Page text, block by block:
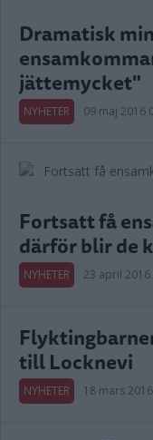
Dramatisk
jättemycket"
NYHETER 09 maj 2016
Fortsatt få
därför blir de
NYHETER 23 april 2016
till Locknevi
NYHETER 18 mars